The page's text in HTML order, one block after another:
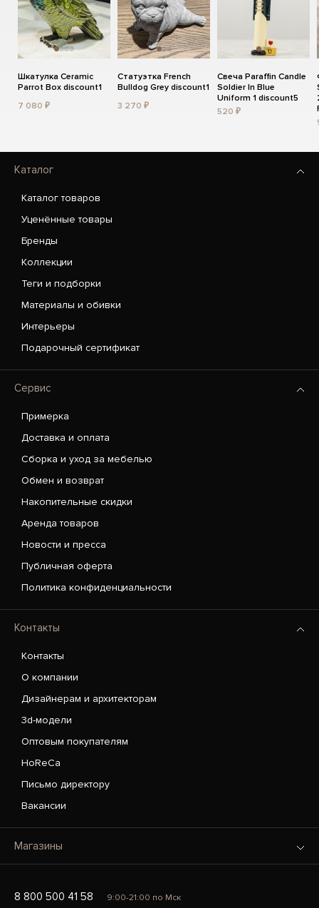
Шкатулка Ceramic
Parrot Box discount1
7 080 ₽
Статуэтка French
Bulldog Grey discount1
3 270 ₽
Свеча Paraffin Candle
Soldier In Blue
Uniform 1 discount5
520 ₽
Каталог
Каталог товаров
Уценённые товары
Бренды
Коллекции
Теги и подборки
Материалы и обивки
Интерьеры
Подарочный сертификат
Сервис
Примерка
Доставка и оплата
Сборка и уход за мебелью
Обмен и возврат
Накопительные скидки
Аренда товаров
Новости и пресса
Публичная оферта
Политика конфиденциальности
Контакты
Контакты
О компании
Дизайнерам и архитекторам
3d-модели
Оптовым покупателям
HoReCa
Письмо директору
Вакансии
Магазины
8 800 500 41 58 9:00-21:00 по Мск